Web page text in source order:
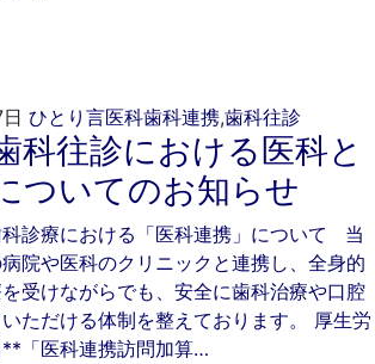
ひとり言医科歯科連携,歯科往診
年
7
17
日
き
そ
科
科往診における医科と
ついてのお知らせ
診療における「医科連携」について 当
院や医科のクリニックと連携し、全身的
受けながらでも、安全に歯科治療や口腔
ただける体制を整えております。 厚生労
「医科連携訪問加算…